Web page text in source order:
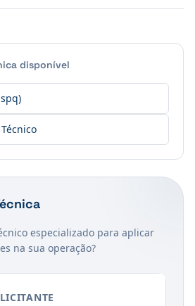
disponível
especializado para aplicar
na sua operação?